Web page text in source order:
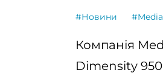
#Новини
Компанія
Dimensity